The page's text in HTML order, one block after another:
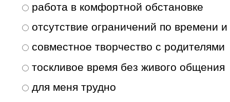
работа в комфортной обстановке
отсутствие ограничений по времени
совместное творчество с родителями
тоскливое время без живого общения
для меня трудно